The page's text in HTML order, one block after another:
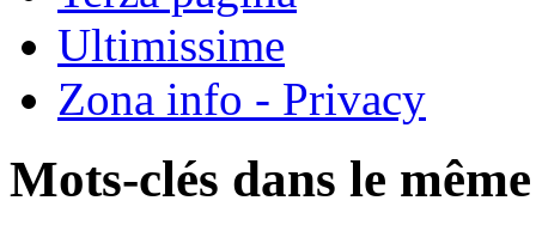
Ultimissime
Zona info - Privacy
Mots-clés dans le